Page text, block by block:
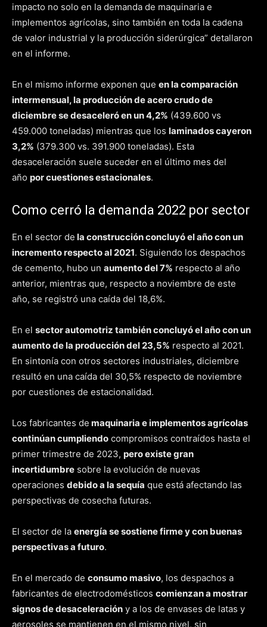
impacto no solo en la demanda de maquinaria e
implementos agrícolas, sino también en toda la cadena
de valor industrial y la producción siderúrgica” detallaron
en el informe.
En el mismo informe exponen que en la comparación
intermensual, la producción de acero crudo de
diciembre se desaceleró en un 4,2% (439.600 vs
459.000 toneladas) mientras que los laminados cayeron
3,2% (379.300 vs. 391.900 toneladas). Esta
desaceleración suele suceder en el último mes del
año por cuestiones estacionales.
Como cerró la demanda 2022 por sector
En el sector de la construcción concluyó el año con un
incremento respecto al 2021. Siguiendo los despachos
de cemento, hubo un aumento del 7% respecto al año
anterior, mientras que, respecto a noviembre de este
año, se registró una caída del 18,6%.
En el sector automotriz también concluyó el año con un
aumento de la producción del 23,5% respecto al 2021.
En sintonía con otros sectores industriales, diciembre
resultó en una caída del 30,5% respecto de noviembre
por cuestiones de estacionalidad.
Los fabricantes de maquinaria e implementos agrícolas
continúan cumpliendo compromisos contraídos hasta el
primer trimestre de 2023, pero existe gran
incertidumbre sobre la evolución de nuevas
operaciones debido a la sequía que está afectando las
perspectivas de cosecha futuras.
El sector de la energía se sostiene firme y con buenas
perspectivas a futuro.
En el mercado de consumo masivo, los despachos a
fabricantes de electrodomésticos comienzan a mostrar
signos de desaceleración y a los de envases de latas y
aerosoles se mantienen en el mismo nivel, sin